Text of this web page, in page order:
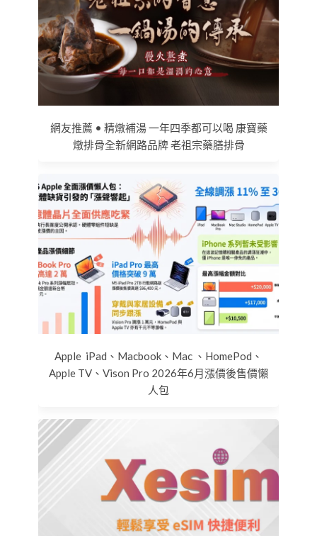
網友推薦 • 精燉補湯 一年四季都可以喝 康寶藥
燉排骨全新網路品牌 老祖宗藥膳排骨
Apple iPad、Macbook、Mac 、HomePod、
Apple TV、Vison Pro 2026年6月漲價後售價懶
人包